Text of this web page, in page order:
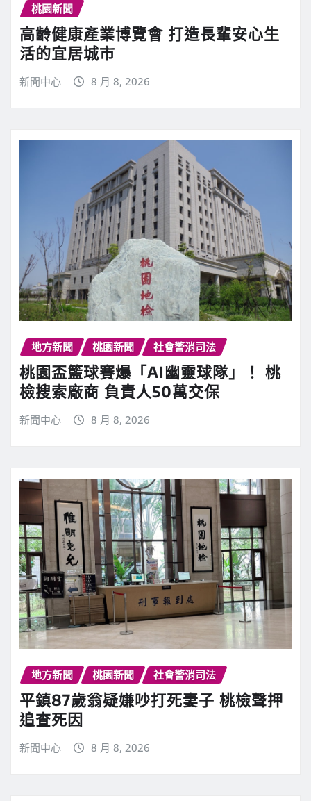
桃園新聞
高齡健康產業博覽會 打造長輩安心生
活的宜居城市
新聞中心 8 月 8, 2026
地方新聞 桃園新聞 社會警消司法
桃園盃籃球賽爆「AI幽靈球隊」！ 桃
檢搜索廠商 負責人50萬交保
新聞中心 8 月 8, 2026
地方新聞 桃園新聞 社會警消司法
平鎮87歲翁疑嫌吵打死妻子 桃檢聲押
追查死因
新聞中心 8 月 8, 2026